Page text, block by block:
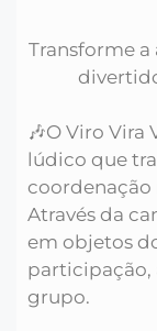
Transforme
🎶O Viro
lúdico que
coordenação
Através da
em objetos
participação,
grupo.